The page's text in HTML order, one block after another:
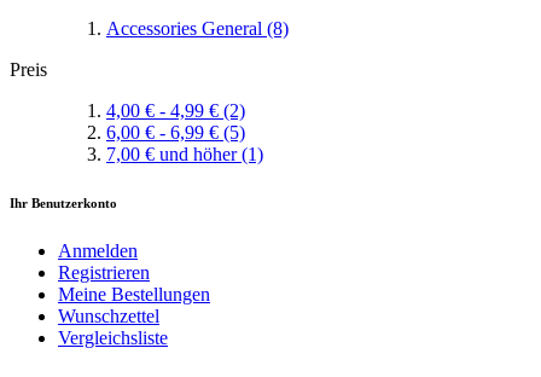
Accessories General (8)
Preis
4,00 € - 4,99 € (2)
6,00 € - 6,99 € (5)
7,00 € und höher(1)
Ihr Benutzerkonto
Anmelden
Registrieren
Meine Bestellungen
Wunschzettel
Vergleichsliste